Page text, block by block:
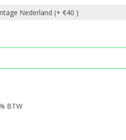
Nederland (+ €40 )
BTW